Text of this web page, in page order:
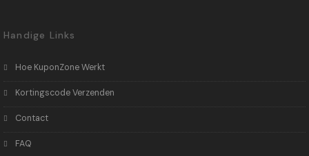
Handige Links
Hoe KuponZone Werkt
Kortingscode Verzenden
Contact
FAQ